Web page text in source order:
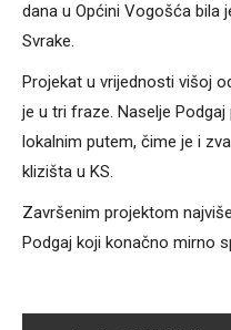
dana u Općini Vogošća bila
Svrake.
Projekat u vrijednosti višoj
je u tri fraze. Naselje
lokalnim putem, čime je i
klizišta u KS.
Završenim projektom
Podgaj koji konačno mirno